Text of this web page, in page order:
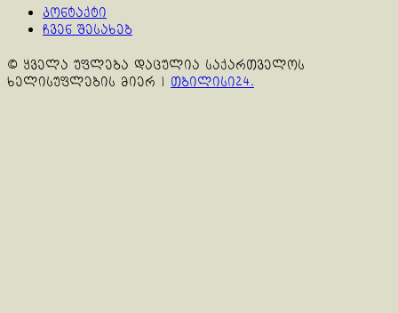
კონტაქტი
ჩვენ შესახებ
© ყველა უფლება დაცულია საქართველოს
ხელისუფლების მიერ | თბილისი24.